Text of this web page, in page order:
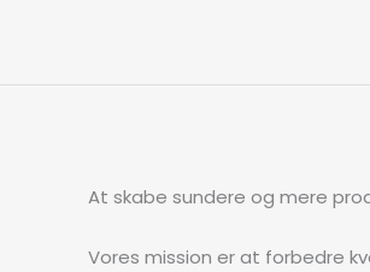
At skabe sundere og mere
Vores mission er at forbedre